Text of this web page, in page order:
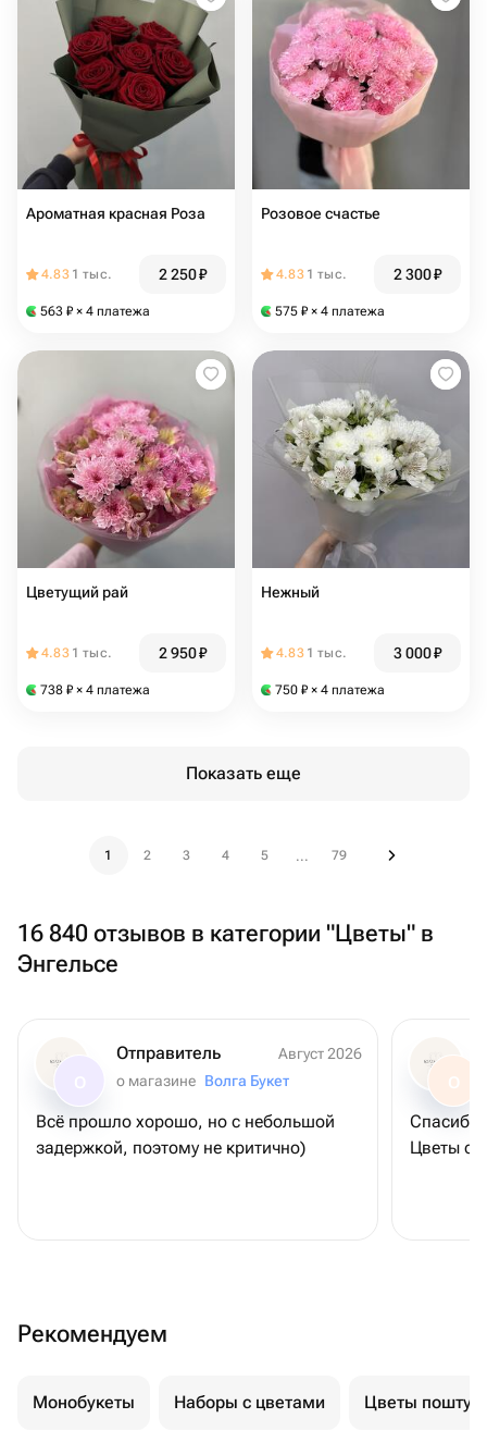
Ароматная красная Роза
4.83 1 тыс. 2 250₽
563 ₽ × 4 платежа
Розовое счастье
4.83 1 тыс. 2 300₽
575 ₽ × 4 платежа
Цветущий рай
4.83 1 тыс. 2 950₽
738 ₽ × 4 платежа
Нежный
4.83 1 тыс. 3 000₽
750 ₽ × 4 платежа
Показать еще
1 2 3 4 5 ... 79
16 840 отзывов в категории "Цветы" в
Энгельсе
Отправитель
Август 2026
о магазине Волга Букет
Всё прошло хорошо, но с небольшой
задержкой, поэтому не критично)
О
Спасибо
Цветы
Рекомендуем
Монобукеты Наборы с цветами Цветы